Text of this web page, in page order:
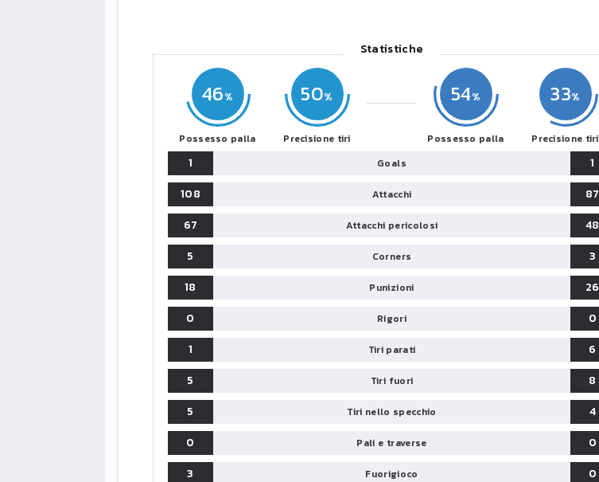
Statistiche
46
Possesso palla
50
Precisione tiri
54
Possesso palla
33
Precisione tiri
1 Goals
1
108
Attacchi
87
67
Attacchi pericolosi
48
5
Corners
3
18
Punizioni
26
0
Rigori
0
1
Tiri parati
6
5
Tiri fuori
8
5
Tiri nello specchio
4
0
Pali e traverse
0
3
Fuorigioco
0
CLASSIFICA
Pt
SERIE B